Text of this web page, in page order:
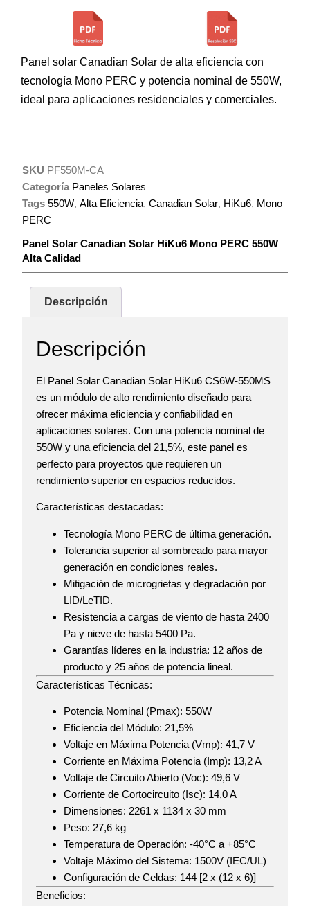
Panel solar Canadian Solar de alta eficiencia con
tecnología Mono PERC y potencia nominal de 550W,
ideal para aplicaciones residenciales y comerciales.
SKU PF550M-CA
Categoría Paneles Solares
Tags 550W,Alta Eficiencia,Canadian Solar, HiKu6, Mono
PERC
Panel Solar Canadian Solar HiKu6 Mono PERC 550W
Alta Calidad
Descripción
Descripción
El Panel Solar Canadian Solar HiKu6 CS6W-550MS
es un módulo de alto rendimiento diseñado para
ofrecer máxima eficiencia y confiabilidad en
aplicaciones solares. Con una potencia nominal de
550W y una eficiencia del 21,5%, este panel es
perfecto para proyectos que requieren un
rendimiento superior en espacios reducidos.
Características destacadas:
Tecnología Mono PERC de última generación.
Tolerancia superior al sombreado para mayor
generación en condiciones reales.
Mitigación de microgrietas y degradación por
LID/LeTID.
Resistencia a cargas de viento de hasta 2400
Pa y nieve de hasta 5400 Pa.
Garantías líderes en la industria: 12 años de
producto y 25 años de potencia lineal.
Características Técnicas:
Potencia Nominal (Pmax): 550W
Eficiencia del Módulo: 21,5%
Voltaje en Máxima Potencia (Vmp): 41,7 V
Corriente en Máxima Potencia (Imp): 13,2 A
Voltaje de Circuito Abierto (Voc): 49,6 V
Corriente de Cortocircuito (Isc): 14,0 A
Dimensiones: 2261 x 1134 x 30 mm
Peso: 27,6 kg
Temperatura de Operación: -40°C a +85°C
Voltaje Máximo del Sistema: 1500V (IEC/UL)
Configuración de Celdas: 144 [2 x (12 x 6)]
Beneficios: